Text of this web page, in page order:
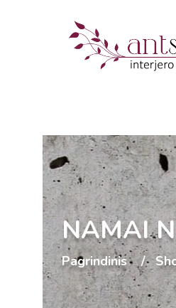
NAMAI
Pagrindinis